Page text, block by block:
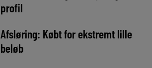
profil
Afsløring: Købt for ekstremt lille
beløb